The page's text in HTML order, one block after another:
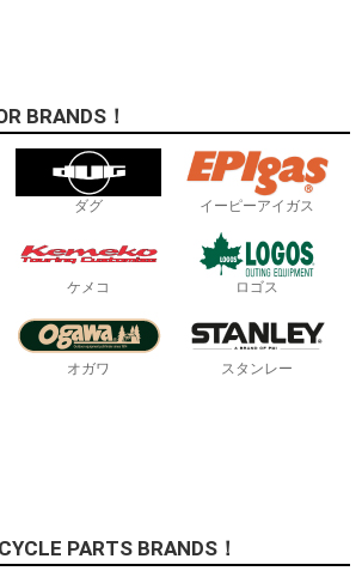
BRANDS！
ダグ イーピーアイガス
ケメコ ロゴス
オガワ スタンレー
PARTS BRANDS！